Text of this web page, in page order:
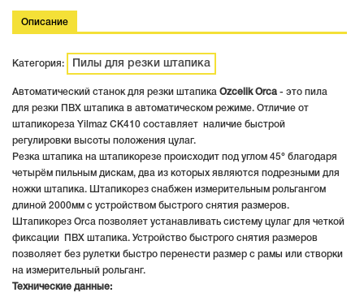
Описание
Категория: Пилы для резки штапика
Автоматический станок для резки штапика Ozcelik Orca - это пила
для резки ПВХ штапика в автоматическом режиме. Отличие от
штапикореза Yilmaz CK410 составляет наличие быстрой
регулировки высоты положения цулаг.
Резка штапика на штапикорезе происходит под углом 45° благодаря
четырём пильным дискам, два из которых являются подрезными для
ножки штапика. Штапикорез снабжен измерительным рольгангом
длиной 2000мм с устройством быстрого снятия размеров.
Штапикорез Orca позволяет устанавливать систему цулаг для четкой
фиксации ПВХ штапика. Устройство быстрого снятия размеров
позволяет без рулетки быстро перенести размер с рамы или створки
на измерительный рольганг.
Технические данные: